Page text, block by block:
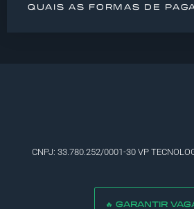
QUAIS AS FORMAS DE
CNPJ: 33.780.252/0001-30 VP
🔥 GARANTIR